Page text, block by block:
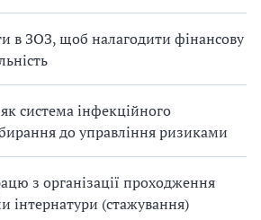
в ЗОЗ, щоб налагодити фінансову
система інфекційного
до управління ризиками
з організації проходження
інтернатури (стажування)